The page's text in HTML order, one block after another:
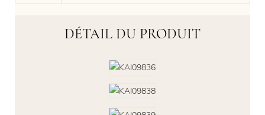
DÉTAIL DU PRODUIT